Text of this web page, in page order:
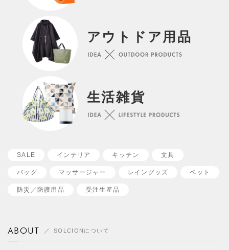
アウトドア用品
生活雑貨
SALE インテリア キッチン 文具
バッグ マッサージャー レイングッズ ペット
防災／ 防護用品 受注生産品
ABOUT SOLCIONについて